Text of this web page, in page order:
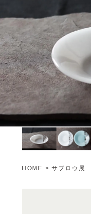
HOME >サブロウ展